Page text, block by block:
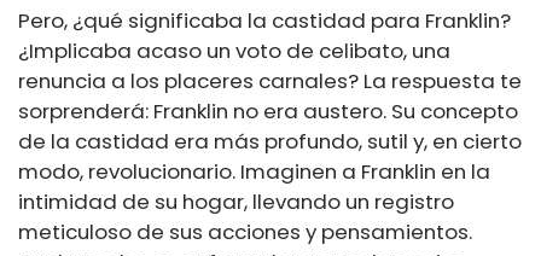
Pero, ¿qué significaba la castidad para Franklin?
¿Implicaba acaso un voto de celibato, una
renuncia a los placeres carnales? La respuesta te
sorprenderá: Franklin no era austero. Su concepto
de la castidad era más profundo, sutil y, en cierto
modo, revolucionario. Imaginen a Franklin en la
intimidad de su hogar, llevando un registro
meticuloso de sus acciones y pensamientos.